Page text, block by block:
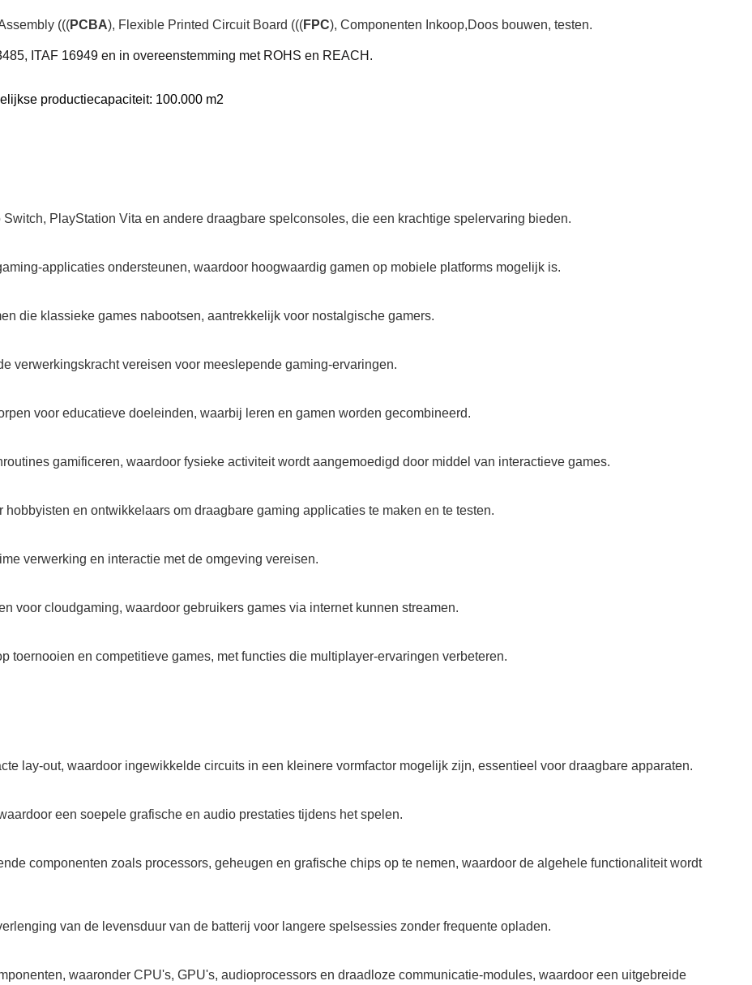
(((PCBA), Flexible Printed Circuit Board (((FPC), Componenten Inkoop,Doos bouwen, testen.
ITAF 16949 en in overeenstemming met ROHS en REACH.
productiecapaciteit: 100.000 m2
PlayStation Vita en andere draagbare spelconsoles, die een krachtige spelervaring bieden.
applicaties ondersteunen, waardoor hoogwaardig gamen op mobiele platforms mogelijk is.
die klassieke games nabootsen, aantrekkelijk voor nostalgische gamers.
verwerkingskracht vereisen voor meeslepende gaming-ervaringen.
voor educatieve doeleinden, waarbij leren en gamen worden gecombineerd.
gamificeren, waardoor fysieke activiteit wordt aangemoedigd door middel van interactieve games.
en ontwikkelaars om draagbare gaming applicaties te maken en te testen.
verwerking en interactie met de omgeving vereisen.
voor cloudgaming, waardoor gebruikers games via internet kunnen streamen.
toernooien en competitieve games, met functies die multiplayer-ervaringen verbeteren.
lay-out, waardoor ingewikkelde circuits in een kleinere vormfactor mogelijk zijn, essentieel voor draagbare apparaten.
een soepele grafische en audio prestaties tijdens het spelen.
componenten zoals processors, geheugen en grafische chips op te nemen, waardoor de algehele functionaliteit wordt
van de levensduur van de batterij voor langere spelsessies zonder frequente opladen.
waaronder CPU's, GPU's, audioprocessors en draadloze communicatie-modules, waardoor een uitgebreide